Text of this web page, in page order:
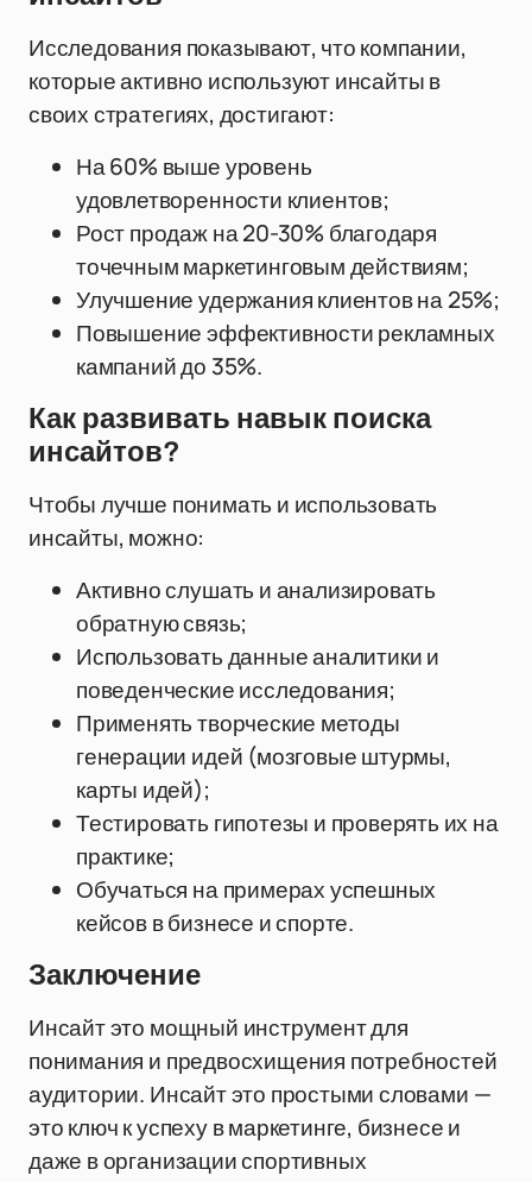
Исследования показывают, что компании,
которые активно используют инсайты в
своих стратегиях, достигают:
На 60% выше уровень
удовлетворенности клиентов;
Рост продаж на 20-30% благодаря
точечным маркетинговым действиям;
Улучшение удержания клиентов на 25%;
Повышение эффективности рекламных
кампаний до 35%.
Как развивать навык поиска
инсайтов?
Чтобы лучше понимать и использовать
инсайты, можно:
Активно слушать и анализировать
обратную связь;
Использовать данные аналитики и
поведенческие исследования;
Применять творческие методы
генерации идей (мозговые штурмы,
карты идей);
Тестировать гипотезы и проверять их на
практике;
Обучаться на примерах успешных
кейсов в бизнесе и спорте.
Заключение
Инсайт это мощный инструмент для
понимания и предвосхищения потребностей
аудитории. Инсайт это простыми словами —
это ключ к успеху в маркетинге, бизнесе и
даже в организации спортивных